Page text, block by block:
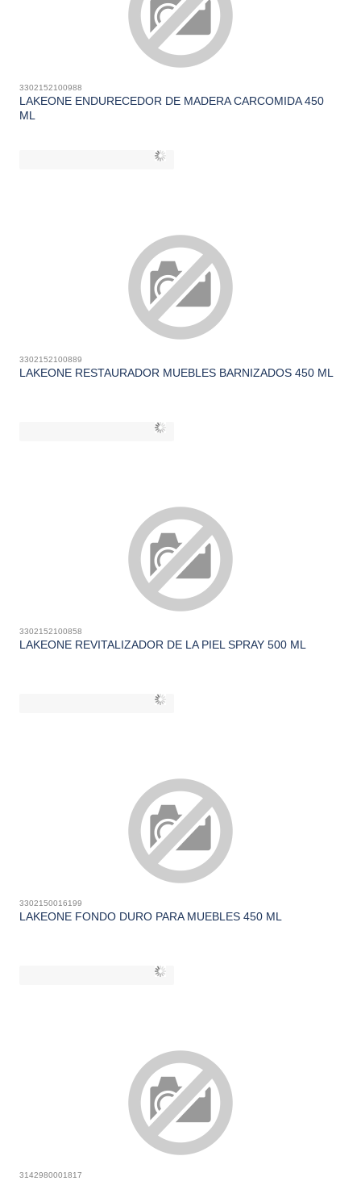
3302152100988
LAKEONE ENDURECEDOR DE MADERA CARCOMIDA 450
ML
3302152100889
LAKEONE RESTAURADOR MUEBLES BARNIZADOS 450 ML
3302152100858
LAKEONE REVITALIZADOR DE LA PIEL SPRAY 500 ML
3302150016199
LAKEONE FONDO DURO PARA MUEBLES 450 ML
3142980001817